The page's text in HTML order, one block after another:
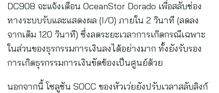
DC908 จะแจ้งเตือน OceanStor Dorado เพื่อสลับช่อง
ทางระบบรับและแสดงผล (I/O) ภายใน 2 วินาที (ลดลง
จากเดิม 120 วินาที) ซึ่งลดระยะเวลาการเกิดกรณีเฉพาะ
ในส่วนของธุรกรรมการเงินลงได้อย่างมาก ทั้งยังรับรอง
การเกิดธุรกรรมการเงินขัดข้องเป็นศูนย์ด้วย
นอกจากนี้ โซลูชัน SOCC ของหัวเว่ยยังปรับเวลาสลับลิงก์